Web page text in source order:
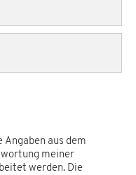
Angaben aus dem
meiner
werden. Die